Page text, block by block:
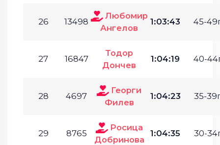
26 13498
Любомир
Ангелов
1:03:43 45-
27 16847
Тодор
Дончев
1:04:19 40-
28 4697
Георги
Филев
1:04:23 35-
29 8765
Росица
Добринова
1:04:35 30-